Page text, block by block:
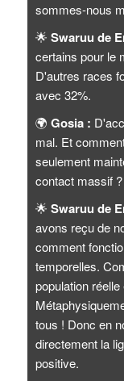
sommes-nous
🌟 Swaruu de
certains pour le
D'autres races
avec 32%.
🌍 Gosia :
mal. Et
seulement
contact massif ?
🌟 Swaruu de
avons reçu de
comment
temporelles.
population
tous ! Donc en
directement la
positive.